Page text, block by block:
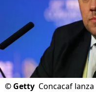
© Getty Concacaf